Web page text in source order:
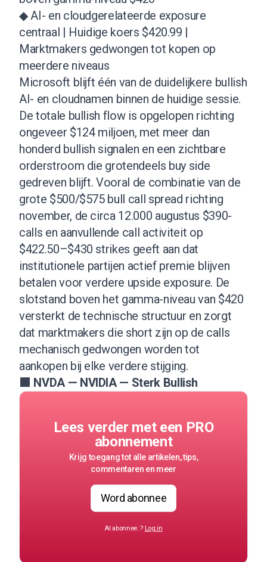
◆ AI- en cloudgerelateerde exposure
centraal | Huidige koers $420.99 |
Marktmakers gedwongen tot kopen op
meerdere niveaus
Microsoft blijft één van de duidelijkere bullish
AI- en cloudnamen binnen de huidige sessie.
De totale bullish flow is opgelopen richting
ongeveer $124 miljoen, met meer dan
honderd bullish signalen en een zichtbare
orderstroom die grotendeels buy side
gedreven blijft. Vooral de combinatie van de
grote $500/$575 bull call spread richting
november, de circa 12.000 augustus $390-
calls en aanvullende call activiteit op
$422.50–$430 strikes geeft aan dat
institutionele partijen actief premie blijven
betalen voor verdere upside exposure. De
slotstand boven het gamma-niveau van $420
versterkt de technische structuur en zorgt
dat marktmakers die short zijn op de calls
mechanisch gedwongen worden tot
aankopen bij elke verdere stijging.
🟩 NVDA — NVIDIA — Sterk Bullish
Lees verder met een PRO
abonnement
Krijg toegang tot alle artikelen, tips,
commentaren en meer
Word abonnee
Al abonnee..? Log in